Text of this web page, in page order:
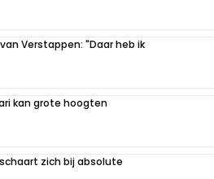
Verstappen: "Daar heb ik
kan grote hoogten
zich bij absolute